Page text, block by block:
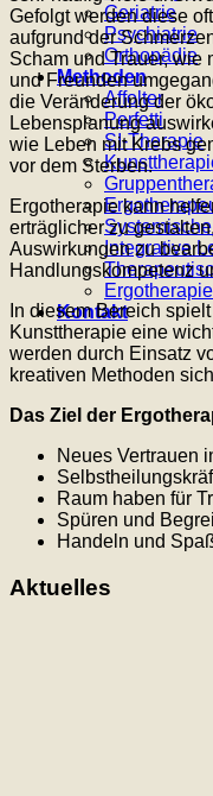
Geriatrie
Psychiatrie
Orthopädie
Methoden
Affolter
Perfetti
SI-Therapie
Integrative
Kontakt
Gefolgt werden diese
aufgrund der
Scham und Trauer, wie
und Freunden
die Veränderung der
Lebensplanung
wie Leben mit Krebs
vor dem Sterben.
Ergotherapie kann
erträglicher zu
Auswirkungen zu
Handlungskompetenz
In diesem Bereich
Kunsttherapie eine
werden durch Einsatz
kreativen Methoden
Das Ziel der
Neues Vertrauen
Raum haben für
Spüren und
Handeln und
Aktuelles